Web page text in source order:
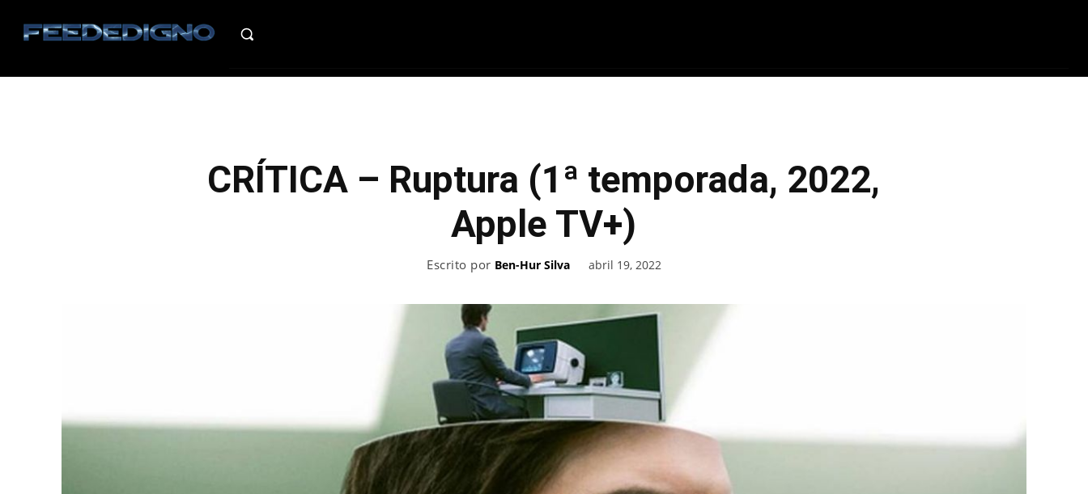
CRÍTICA – Ruptura (1ª temporada, 2022,
Apple TV+)
Escrito por Ben-Hur Silva abril 19, 2022